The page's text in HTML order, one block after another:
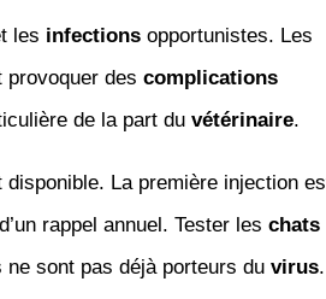
les infectionsopportunistes. Les
des complications
de la part du vétérinaire.
La première injection
rappel annuel. Tester les chats
ne sont pas déjà porteurs du virus.